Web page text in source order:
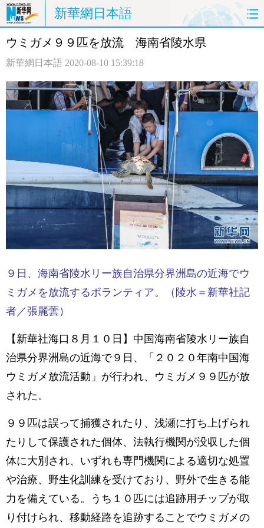
新華網日本語
ホームページ 政治
観光 評論 写真
ウミガメ９９匹を放流 海南省陵水県
新華網日本語 2020-08-10 15:39:18
９日、海南省陵水リー族自治県分界洲島の近海でウ
ミガメを放流するボランティア。（陵水＝新華社記
者／張麗蕓）
【新華社海口８月１０日】中国海南省陵水リー族自
治県分界洲島の近海で９日、「２０２０年南中国海
ウミガメ放流活動」が行われ、ウミガメ９９匹が放
された。
９９匹は誤って捕獲されたり、浅瀬に打ち上げられ
たりして保護された個体、法執行機関が没収した個
体に大別され、いずれも専門機関による適切な処置
や治療、野生化訓練を受けており、野外で生きる能
力を備えている。うち１０匹には追跡用チップが取
り付けられ、移動経路を追跡することでウミガメの